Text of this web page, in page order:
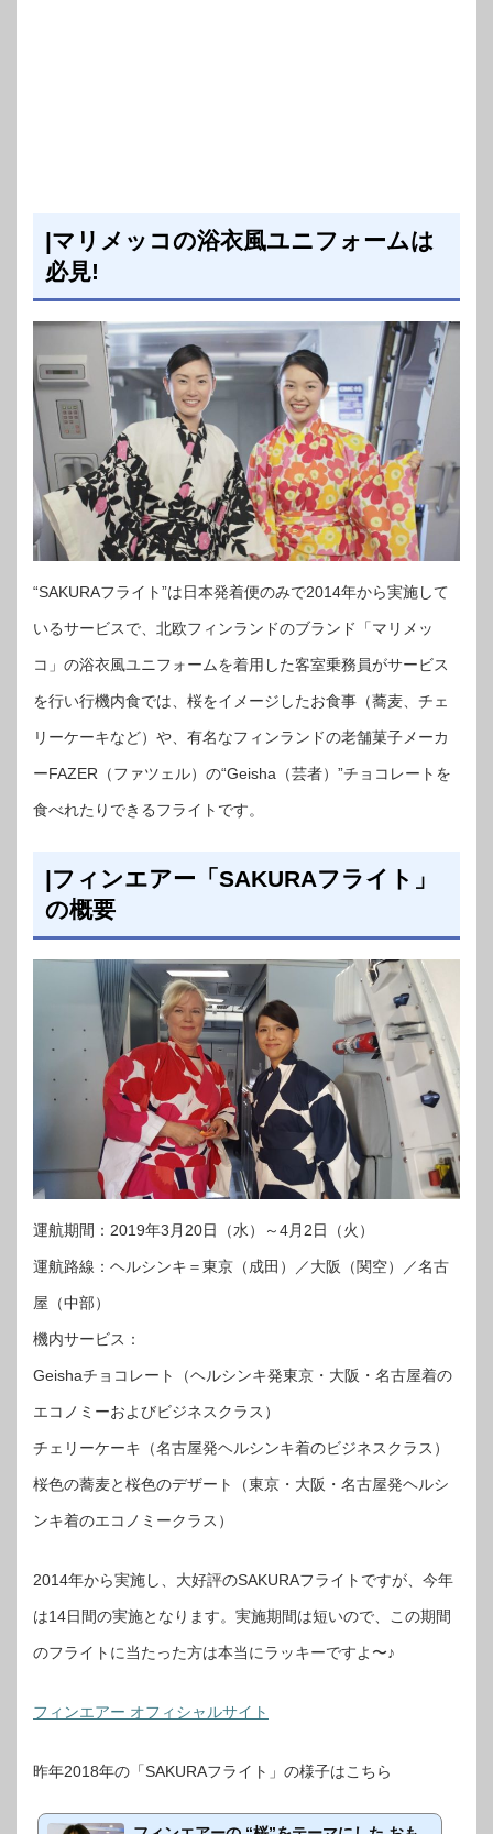
|マリメッコの浴衣風ユニフォームは
必見!
“SAKURAフライト”は日本発着便のみで2014年から実施して
いるサービスで、北欧フィンランドのブランド「マリメッ
コ」の浴衣風ユニフォームを着用した客室乗務員がサービス
を行い行機内食では、桜をイメージしたお食事（蕎麦、チェ
リーケーキなど）や、有名なフィンランドの老舗菓子メーカ
ーFAZER（ファツェル）の“Geisha（芸者）”チョコレートを
食べれたりできるフライトです。
|フィンエアー「SAKURAフライト」
の概要
運航期間：2019年3月20日（水）～4月2日（火）
運航路線：ヘルシンキ＝東京（成田）／大阪（関空）／名古
屋（中部）
機内サービス：
Geishaチョコレート（ヘルシンキ発東京・大阪・名古屋着の
エコノミーおよびビジネスクラス）
チェリーケーキ（名古屋発ヘルシンキ着のビジネスクラス）
桜色の蕎麦と桜色のデザート（東京・大阪・名古屋発ヘルシ
ンキ着のエコノミークラス）
2014年から実施し、大好評のSAKURAフライトですが、今年
は14日間の実施となります。実施期間は短いので、この期間
のフライトに当たった方は本当にラッキーですよ〜♪
フィンエアー オフィシャルサイト
昨年2018年の「SAKURAフライト」の様子はこちら